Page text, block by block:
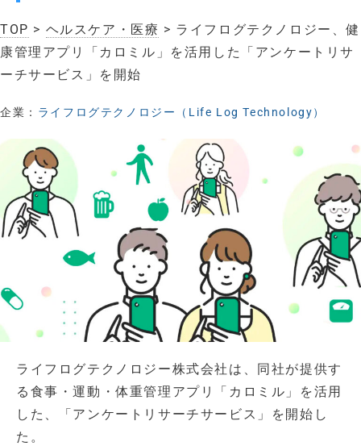
TOP > ヘルスケア・医療 > ライフログテクノロジー、健
康管理アプリ「カロミル」を活用した「アンケートリサ
ーチサービス」を開始
企業： ライフログテクノロジー（Life Log Technology）
ライフログテクノロジー株式会社は、同社が提供す
る食事・運動・体重管理アプリ「カロミル」を活用
した、「アンケートリサーチサービス」を開始し
た。